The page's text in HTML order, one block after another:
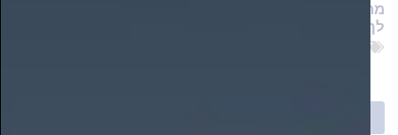
מה אפשר לעשות נגד הבחילות בהריון? המומחים יענו
לך בקליק